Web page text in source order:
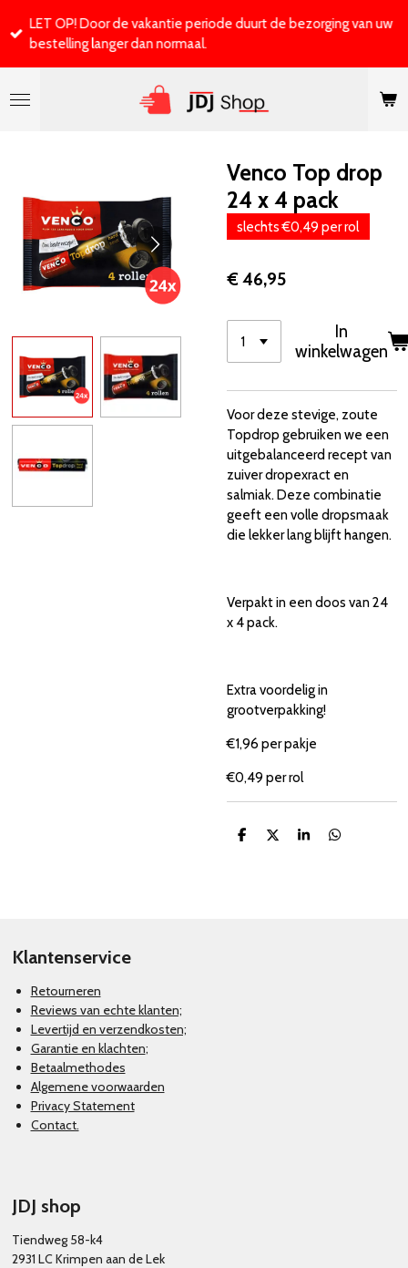
direct
hoofdinhoud
LET OP! Door de vakantie periode duurt de bezorging van uw
bestelling langer dan normaal.
Venco Top drop
24 x 4 pack
slechts €0,49 per rol
€ 46,95
In
winkelwagen
Voor deze stevige, zoute
Topdrop gebruiken we een
uitgebalanceerd recept van
zuiver dropexract en
salmiak. Deze combinatie
geeft een volle dropsmaak
die lekker lang blijft hangen.
Verpakt in een doos van 24
x 4 pack.
Extra voordelig in
grootverpakking!
€1,96 per pakje
€0,49 per rol
D
D
S
D
Klantenservice
Retourneren
Reviews van echte klanten;
Levertijd en verzendkosten;
Garantie en klachten;
Betaalmethodes
Algemene voorwaarden
Privacy Statement
Contact.
JDJ shop
Tiendweg 58-k4
2931 LC Krimpen aan de Lek